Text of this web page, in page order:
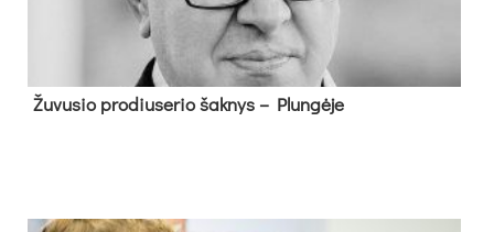
Žu­vu­sio pro­diu­se­rio šak­nys – Plun­gė­je